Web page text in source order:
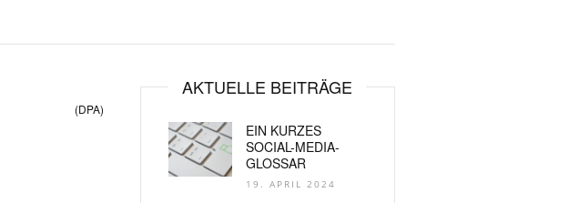
(DPA)
AKTUELLE BEITRÄGE
EIN KURZES
SOCIAL-MEDIA-
GLOSSAR
19. APRIL 2024